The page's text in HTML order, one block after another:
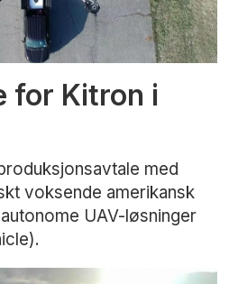
for Kitron i
med
voksende amerikansk
UAV-løsninger